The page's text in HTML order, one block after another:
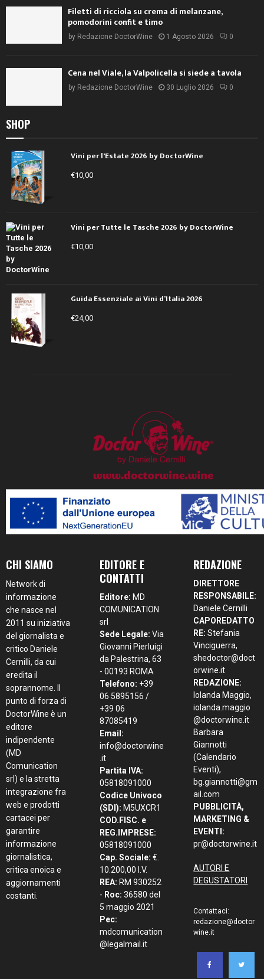
Filetti di ricciola su crema di melanzane,
pomodorini confit e timo
by Redazione DoctorWine 1 Agosto 2026 0
Cena nel Viale, la Valpolicella si siede a tavola
by Redazione DoctorWine 30 Luglio 2026 0
SHOP
Vini per l'Estate 2026 by DoctorWine
€10,00
Vini per Tutte le Tasche 2026 by DoctorWine
€10,00
Guida Essenziale ai Vini d’Italia 2026
€24,00
CHI SIAMO
Network di
informazione
che nasce nel
2011 su iniziativa
del giornalista e
critico Daniele
Cernilli, da cui
eredita il
soprannome. Il
punto di forza di
DoctorWine è un
editore
indipendente
(MD
Comunication
srl) e la stretta
integrazione fra
web e prodotti
cartacei per
garantire
informazione
giornalistica,
critica enoica e
aggiornamenti
costanti.
EDITORE E
CONTATTI
Editore: MD
COMUNICATION
srl
Sede Legale: Via
Giovanni Pierluigi
da Palestrina, 63
- 00193 ROMA
Telefono: +39
06 5895156 /
+39 06
87085419
Email:
info@doctorwine
.it
Partita IVA:
05818091000
Codice Univoco
(SDI): M5UXCR1
COD.FISC. e
REG.IMPRESE:
05818091000
Cap. Sociale: €.
10.200,00 I.V.
REA: RM 930252
- Roc: 36580 del
5 maggio 2021
Pec:
mdcomunication
@legalmail.it
REDAZIONE
DIRETTORE
RESPONSABILE:
Daniele Cernilli
CAPOREDATTO
RE: Stefania
Vinciguerra,
shedoctor@doct
orwine.it
REDAZIONE:
Iolanda Maggio,
iolanda.maggio
@doctorwine.it
Barbara
Giannotti
(Calendario
Eventi),
bg.giannotti@gm
ail.com
PUBBLICITÀ,
MARKETING &
EVENTI:
pr@doctorwine.it
AUTORI E
DEGUSTATORI
Contattaci:
redazione@doctor
wine.it